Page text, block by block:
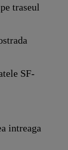
traseul
SF-
intreaga